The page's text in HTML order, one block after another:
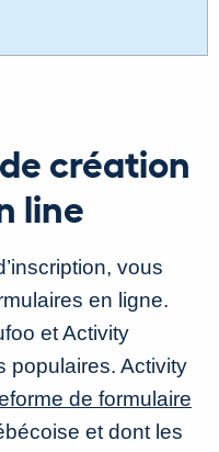
création
line
vous
en ligne.
et Activity
populaires. Activity
de formulaire
et dont les